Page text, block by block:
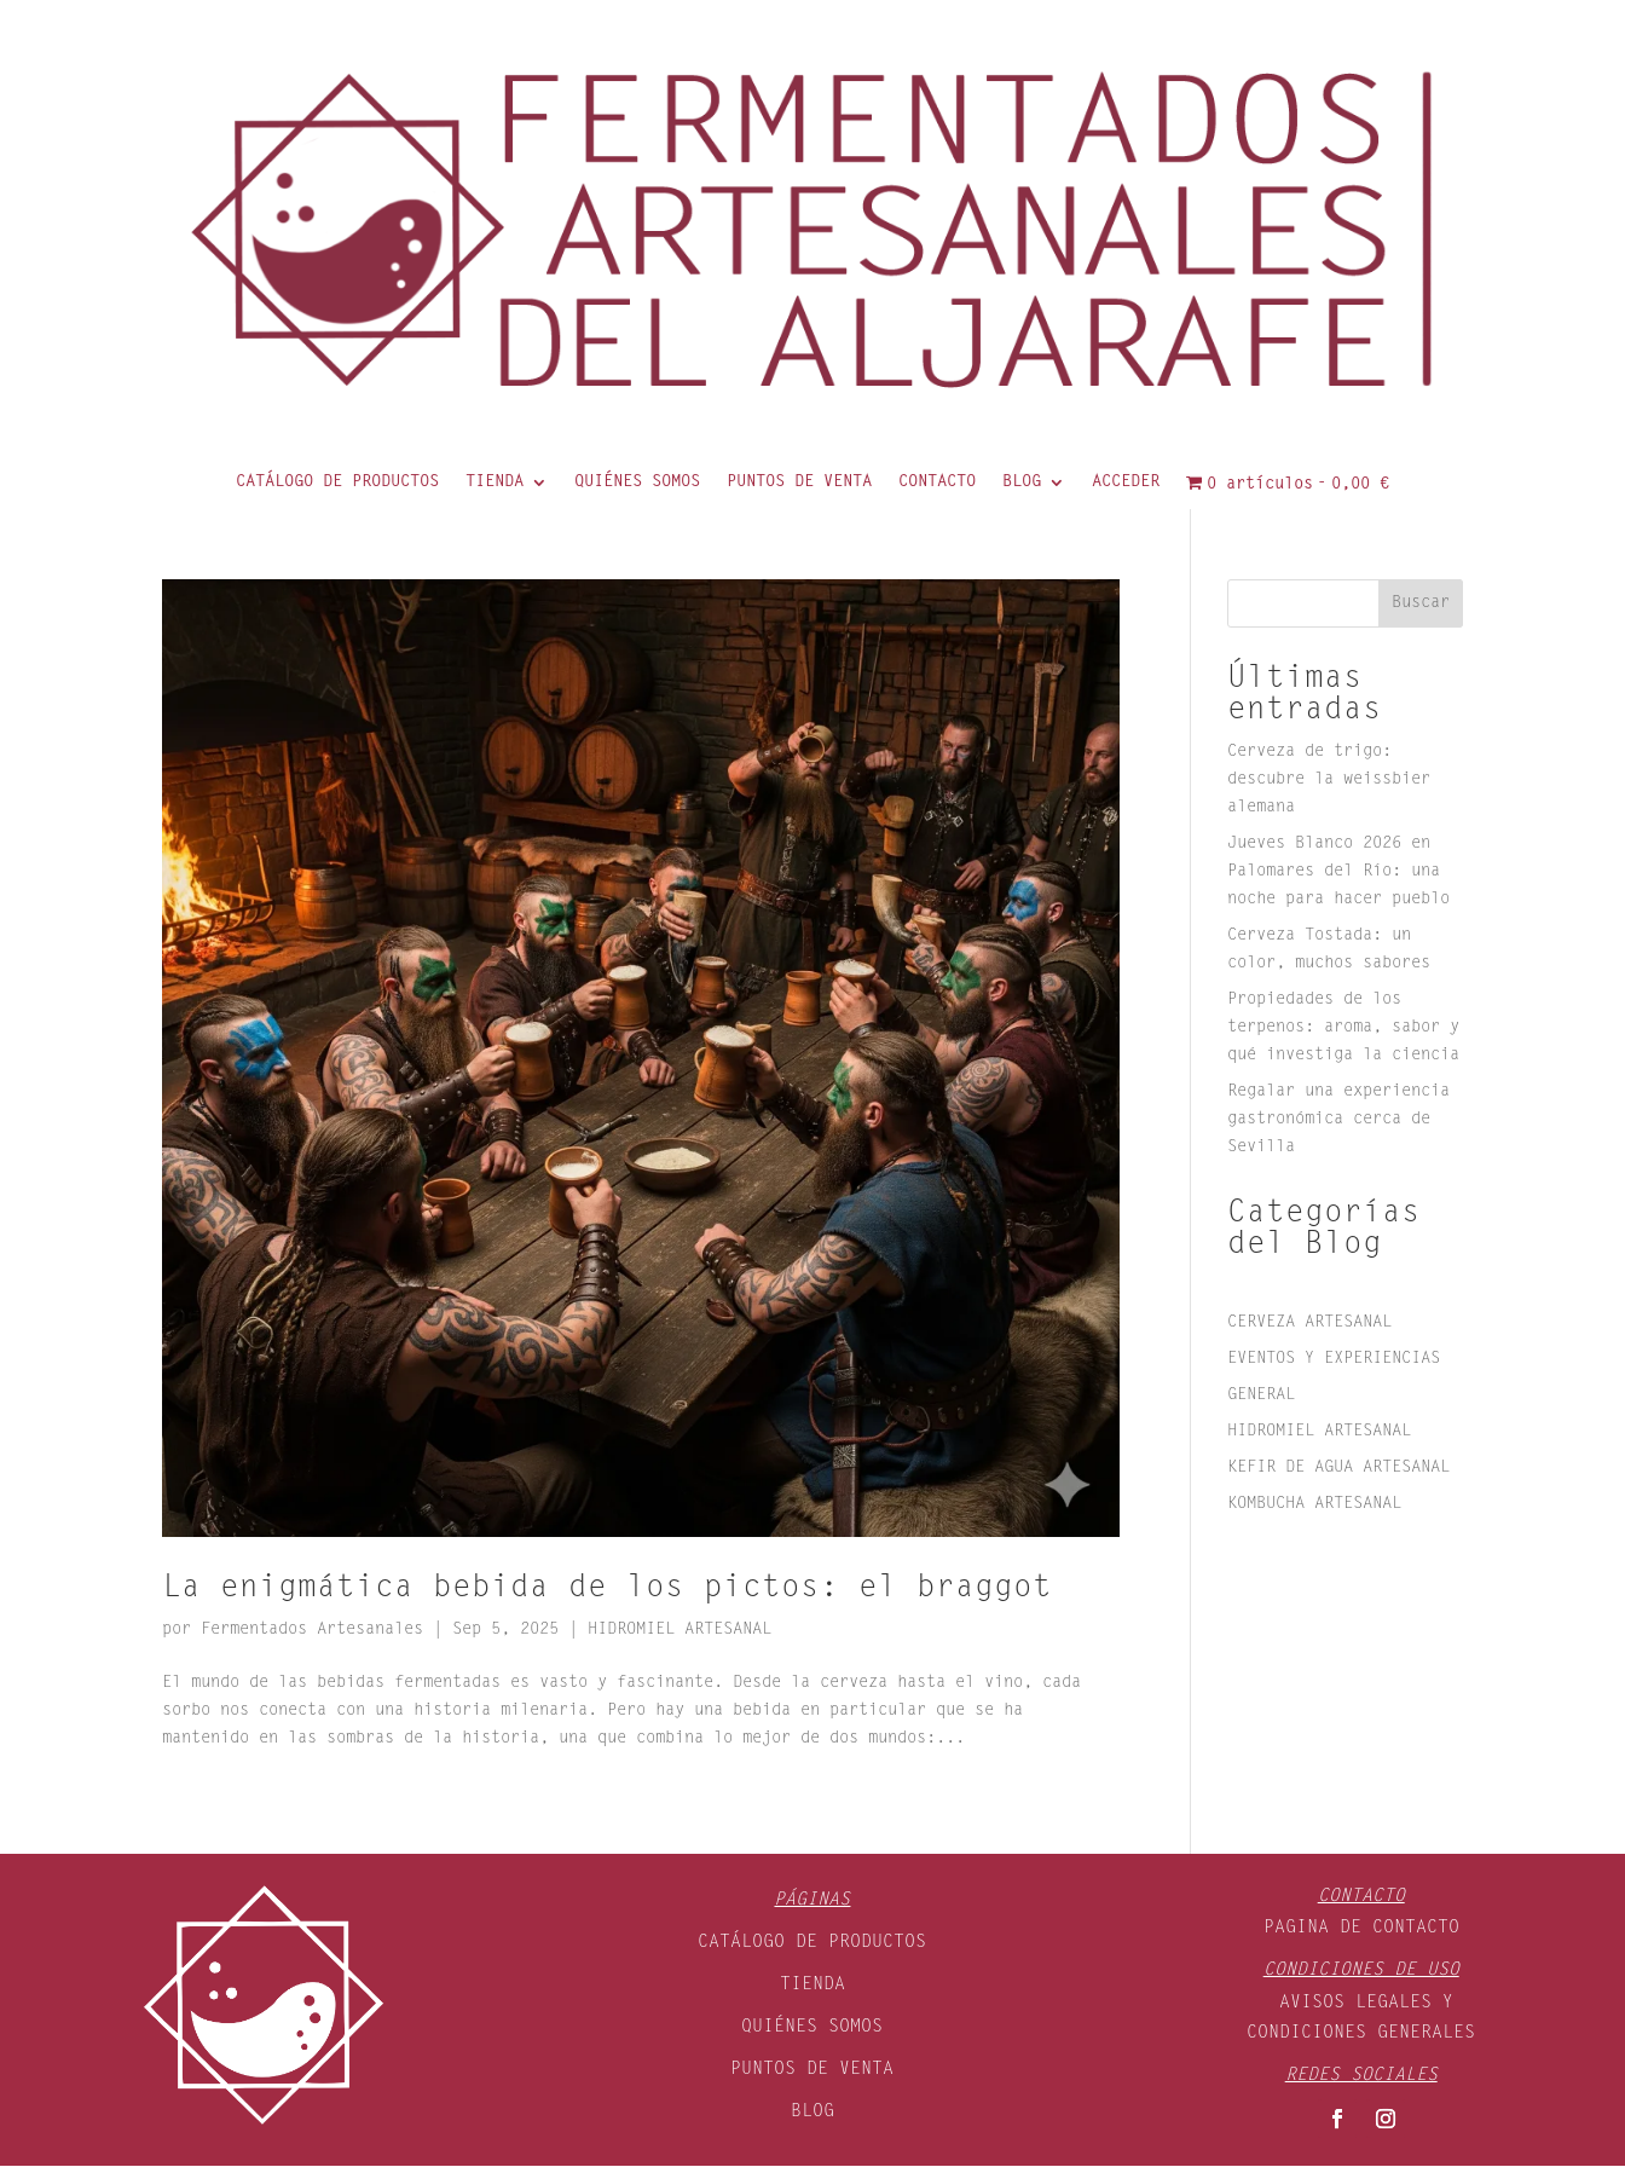
CATÁLOGO DE PRODUCTOS TIENDA QUIÉNES SOMOS PUNTOS DE VENTA CONTACTO BLOG ACCEDER 0 artículos 0,00 €
La enigmática bebida de los pictos: el braggot
por Fermentados Artesanales Sep 5, 2025 HIDROMIEL ARTESANAL
El mundo de las bebidas fermentadas es vasto y fascinante. Desde la cerveza hasta el vino, cada
sorbo nos conecta con una historia milenaria. Pero hay una bebida en particular que se ha
mantenido en las sombras de la historia, una que combina lo mejor de dos mundos:...
Buscar
Últimas
entradas
Cerveza de trigo:
descubre la weissbier
alemana
Jueves Blanco 2026 en
Palomares del Río: una
noche para hacer pueblo
Cerveza Tostada: un
color, muchos sabores
Propiedades de los
terpenos: aroma, sabor y
qué investiga la ciencia
Regalar una experiencia
gastronómica cerca de
Sevilla
Categorías
del Blog
CERVEZA ARTESANAL
EVENTOS Y EXPERIENCIAS
GENERAL
HIDROMIEL ARTESANAL
KEFIR DE AGUA ARTESANAL
KOMBUCHA ARTESANAL
PÁGINAS
CATÁLOGO DE PRODUCTOS
TIENDA
QUIÉNES SOMOS
PUNTOS DE VENTA
BLOG
CONTACTO
PAGINA DE CONTACTO
CONDICIONES DE USO
AVISOS LEGALES Y
CONDICIONES GENERALES
REDES SOCIALES